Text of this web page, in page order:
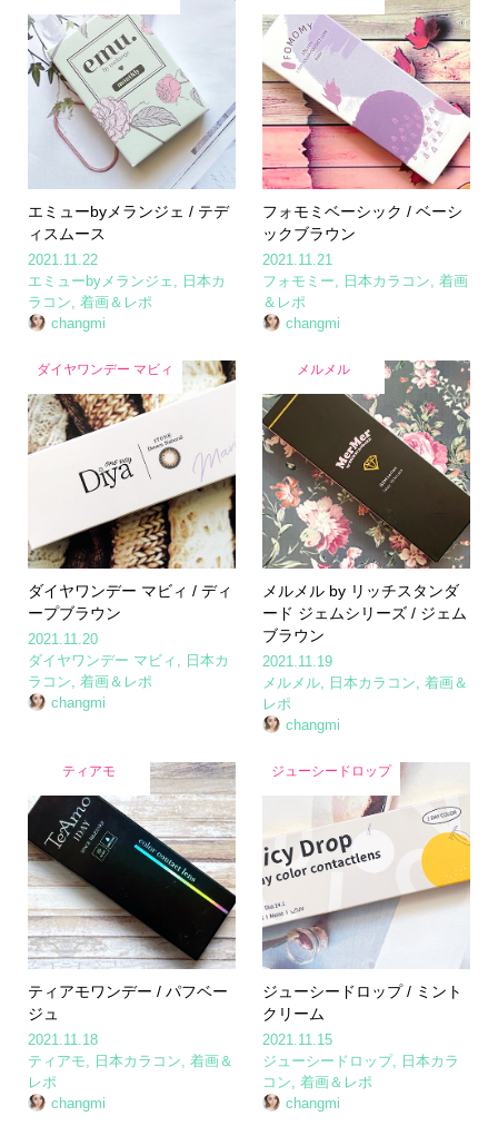
エミューbyメランジェ / テデ
ィスムース
2021.11.22
エミューbyメランジェ
日本カ
ラコン 着画＆レポ
changmi
フォモミベーシック / ベーシ
ックブラウン
2021.11.21
フォモミー
日本カラコン ,着画
＆レポ
changmi
ダイヤワンデー マビィ
ダイヤワンデー マビィ / ディ
ープブラウン
2021.11.20
ダイヤワンデー マビィ
日本カ
ラコン 着画＆レポ
changmi
メルメル
メルメル by リッチスタンダ
ード ジェムシリーズ / ジェム
ブラウン
2021.11.19
メルメル
日本カラコン ,着画＆
レポ
changmi
ティアモ
ティアモワンデー / パフベー
ジュ
2021.11.18
ティアモ, 日本カラコン, 着画＆
レポ
changmi
ジューシードロップ
ジューシードロップ / ミント
クリーム
2021.11.15
ジューシードロップ, 日本カラ
コン,着画＆レポ
changmi